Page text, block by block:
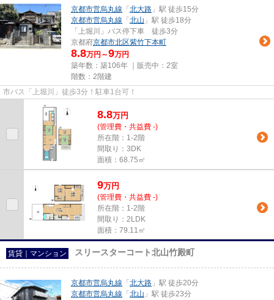
京都市営烏丸線 「 北大路 」駅 徒歩15分
京都市営烏丸線 「 北山 」駅 徒歩18分
「上堀川」バス停下車 徒歩3分
京都府京都市北区紫竹下本町
8.8万円～9万円
築年数：築106年 ｜販売中： 2室
階数：2階建
市バス「上堀川」徒歩3分！駐車1台可！
8.8万円
(管理費・共益費 -)
所在階：1-2階
間取り：3DK
面積：68.75㎡
9万円
(管理費・共益費 -)
所在階：1-2階
間取り：2LDK
面積：79.11㎡
賃貸｜マンション スリースターコート北山竹殿町
京都市営烏丸線 「 北大路 」駅 徒歩20分
京都市営烏丸線 「 北山 」駅 徒歩23分